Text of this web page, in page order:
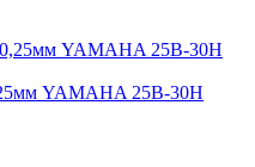
YAMAHA 25B-30H